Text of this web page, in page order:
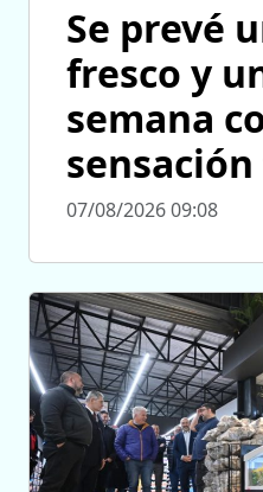
Se prevé
fresco y
semana
07/08/2026 09:08